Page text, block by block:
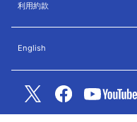
利用約款
English